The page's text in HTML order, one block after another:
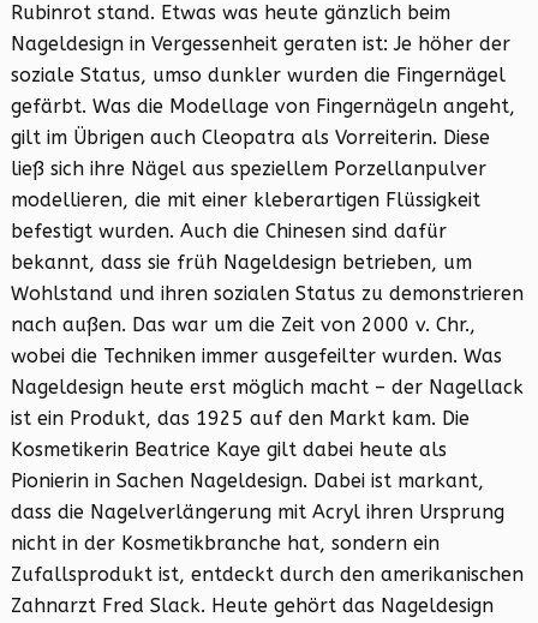
Rubinrot stand. Etwas was heute gänzlich beim
Nageldesign in Vergessenheit geraten ist: Je höher der
soziale Status, umso dunkler wurden die Fingernägel
gefärbt. Was die Modellage von Fingernägeln angeht,
gilt im Übrigen auch Cleopatra als Vorreiterin. Diese
ließ sich ihre Nägel aus speziellem Porzellanpulver
modellieren, die mit einer kleberartigen Flüssigkeit
befestigt wurden. Auch die Chinesen sind dafür
bekannt, dass sie früh Nageldesign betrieben, um
Wohlstand und ihren sozialen Status zu demonstrieren
nach außen. Das war um die Zeit von 2000 v. Chr.,
wobei die Techniken immer ausgefeilter wurden. Was
Nageldesign heute erst möglich macht – der Nagellack
ist ein Produkt, das 1925 auf den Markt kam. Die
Kosmetikerin Beatrice Kaye gilt dabei heute als
Pionierin in Sachen Nageldesign. Dabei ist markant,
dass die Nagelverlängerung mit Acryl ihren Ursprung
nicht in der Kosmetikbranche hat, sondern ein
Zufallsprodukt ist, entdeckt durch den amerikanischen
Zahnarzt Fred Slack. Heute gehört das Nageldesign